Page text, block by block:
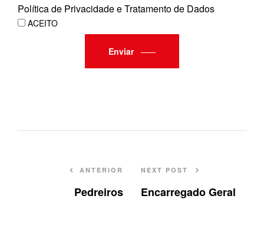
Política de Privacidade e Tratamento de Dados
ACEITO
Enviar
ANTERIOR
Pedreiros
NEXT POST
Encarregado Geral